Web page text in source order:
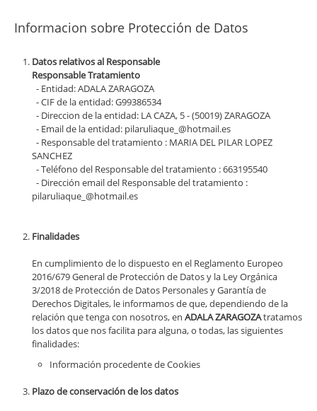
Informacion sobre Protección de Datos
Datos relativos al Responsable
Responsable Tratamiento
- Entidad: ADALA ZARAGOZA
- CIF de la entidad: G99386534
- Direccion de la entidad: LA CAZA, 5 - (50019) ZARAGOZA
- Email de la entidad: pilaruliaque_@hotmail.es
- Responsable del tratamiento : MARIA DEL PILAR LOPEZ
SANCHEZ
- Teléfono del Responsable del tratamiento : 663195540
- Dirección email del Responsable del tratamiento :
pilaruliaque_@hotmail.es
Finalidades
En cumplimiento de lo dispuesto en el Reglamento Europeo
2016/679 General de Protección de Datos y la Ley Orgánica
3/2018 de Protección de Datos Personales y Garantía de
Derechos Digitales, le informamos de que, dependiendo de la
relación que tenga con nosotros, en ADALA ZARAGOZAtratamos
los datos que nos facilita para alguna, o todas, las siguientes
finalidades:
Información procedente de Cookies
Plazo de conservación de los datos